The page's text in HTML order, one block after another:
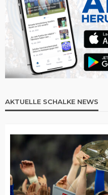
AKTUELLE SCHALKE NEWS